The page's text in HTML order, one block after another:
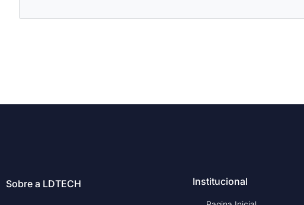
Sobre a LDTECH Institucional